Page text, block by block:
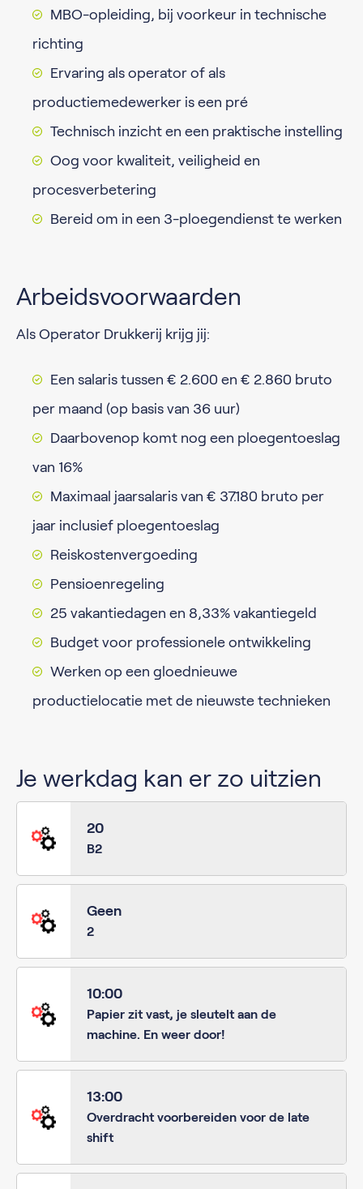
MBO-opleiding, bij voorkeur in technische
richting
Ervaring als operator of als
productiemedewerker is een pré
Technisch inzicht en een praktische instelling
Oog voor kwaliteit, veiligheid en
procesverbetering
Bereid om in een 3-ploegendienst te werken
Arbeidsvoorwaarden
Als Operator Drukkerij krijg jij:
Een salaris tussen € 2.600 en € 2.860 bruto
per maand (op basis van 36 uur)
Daarbovenop komt nog een ploegentoeslag
van 16%
Maximaal jaarsalaris van € 37.180 bruto per
jaar inclusief ploegentoeslag
Reiskostenvergoeding
Pensioenregeling
25 vakantiedagen en 8,33% vakantiegeld
Budget voor professionele ontwikkeling
Werken op een gloednieuwe
productielocatie met de nieuwste technieken
Je werkdag kan er zo uitzien
20
B2
Geen
2
10:00
Papier zit vast, je sleutelt aan de
machine. En weer door!
13:00
Overdracht voorbereiden voor de late
shift